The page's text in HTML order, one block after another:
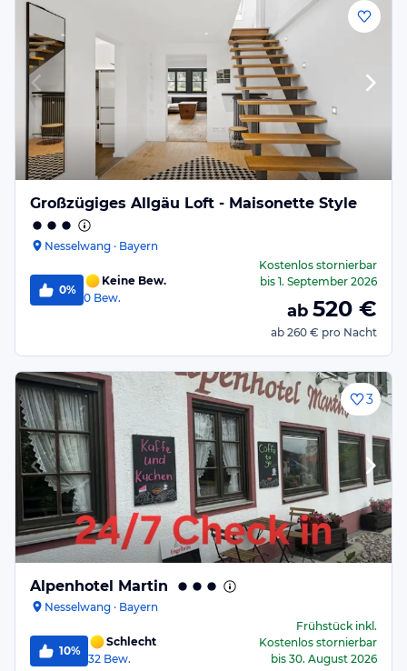
Großzügiges Allgäu Loft - Maisonette Style
Nesselwang · Bayern
0%
Keine Bew.
0 Bew.
Kostenlos stornierbar
bis 1. September 2026
ab 520 €
ab 260 € pro Nacht
3
Alpenhotel Martin
Nesselwang · Bayern
10%
Schlecht
32 Bew.
Frühstückinkl.
Kostenlos stornierbar
bis 30. August 2026